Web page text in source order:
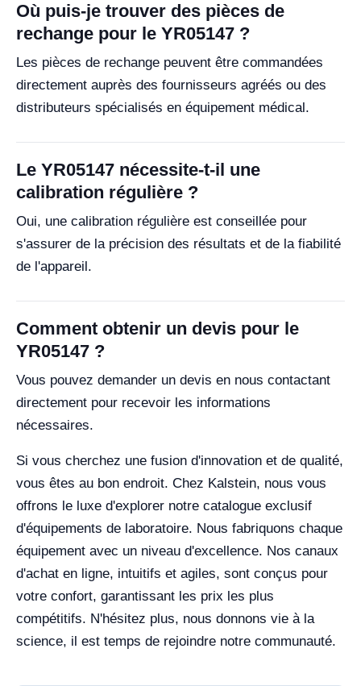
Où puis-je trouver des pièces de
rechange pour le YR05147 ?
Les pièces de rechange peuvent être commandées
directement auprès des fournisseurs agréés ou des
distributeurs spécialisés en équipement médical.
Le YR05147 nécessite-t-il une
calibration régulière ?
Oui, une calibration régulière est conseillée pour
s'assurer de la précision des résultats et de la fiabilité
de l'appareil.
Comment obtenir un devis pour le
YR05147 ?
Vous pouvez demander un devis en nous contactant
directement pour recevoir les informations
nécessaires.
Si vous cherchez une fusion d'innovation et de qualité,
vous êtes au bon endroit. Chez Kalstein, nous vous
offrons le luxe d'explorer notre catalogue exclusif
d'équipements de laboratoire. Nous fabriquons chaque
équipement avec un niveau d'excellence. Nos canaux
d'achat en ligne, intuitifs et agiles, sont conçus pour
votre confort, garantissant les prix les plus
compétitifs. N'hésitez plus, nous donnons vie à la
science, il est temps de rejoindre notre communauté.